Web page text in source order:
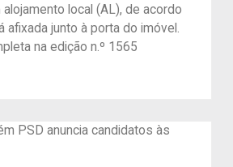
local (AL), de acordo
afixada junto à porta do imóvel.
na edição n.º 1565